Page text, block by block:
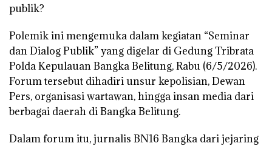
publik?
Polemik ini mengemuka dalam kegiatan “Seminar
dan Dialog Publik” yang digelar di Gedung Tribrata
Polda Kepulauan Bangka Belitung, Rabu (6/5/2026).
Forum tersebut dihadiri unsur kepolisian, Dewan
Pers, organisasi wartawan, hingga insan media dari
berbagai daerah di Bangka Belitung.
Dalam forum itu, jurnalis BN16 Bangka dari jejaring